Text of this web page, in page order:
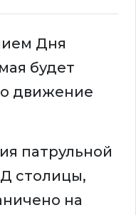
Дня
будет
движение
патрульной
столицы,
на